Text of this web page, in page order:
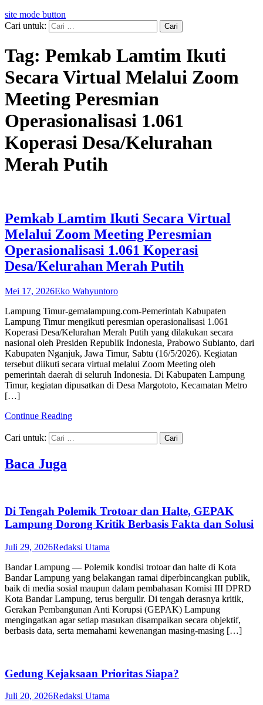
site mode button
Cari untuk:
Tag: Pemkab Lamtim Ikuti
Secara Virtual Melalui Zoom
Meeting Peresmian
Operasionalisasi 1.061
Koperasi Desa/Kelurahan
Merah Putih
Pemkab Lamtim Ikuti Secara Virtual
Melalui Zoom Meeting Peresmian
Operasionalisasi 1.061 Koperasi
Desa/Kelurahan Merah Putih
Mei 17, 2026Eko Wahyuntoro
Lampung Timur-gemalampung.com-Pemerintah Kabupaten
Lampung Timur mengikuti peresmian operasionalisasi 1.061
Koperasi Desa/Kelurahan Merah Putih yang dilakukan secara
nasional oleh Presiden Republik Indonesia, Prabowo Subianto, dari
Kabupaten Nganjuk, Jawa Timur, Sabtu (16/5/2026). Kegiatan
tersebut diikuti secara virtual melalui Zoom Meeting oleh
pemerintah daerah di seluruh Indonesia. Di Kabupaten Lampung
Timur, kegiatan dipusatkan di Desa Margototo, Kecamatan Metro
[…]
Continue Reading
Cari untuk:
Baca Juga
Di Tengah Polemik Trotoar dan Halte, GEPAK
Lampung Dorong Kritik Berbasis Fakta dan Solusi
Juli 29, 2026Redaksi Utama
Bandar Lampung — Polemik kondisi trotoar dan halte di Kota
Bandar Lampung yang belakangan ramai diperbincangkan publik,
baik di media sosial maupun dalam pembahasan Komisi III DPRD
Kota Bandar Lampung, terus bergulir. Di tengah derasnya kritik,
Gerakan Pembangunan Anti Korupsi (GEPAK) Lampung
mengingatkan agar setiap masukan disampaikan secara objektif,
berbasis data, serta memahami kewenangan masing-masing […]
Gedung Kejaksaan Prioritas Siapa?
Juli 20, 2026Redaksi Utama